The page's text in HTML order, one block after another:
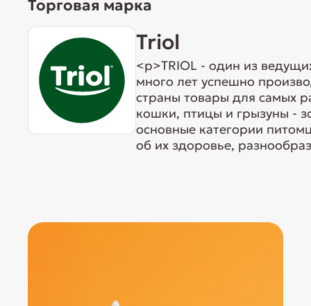
Торговая марка
Triol
<p>TRIOL - один из
много лет успешно
страны товары для самых
кошки, птицы и грызуны -
основные категории
об их здоровье,